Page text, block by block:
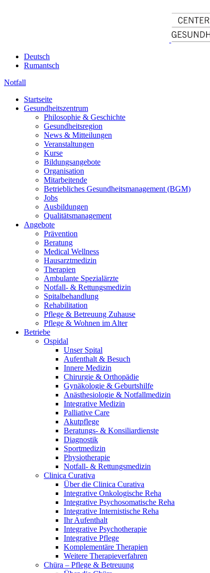
Deutsch
Rumantsch
Notfall
Startseite
Gesundheitszentrum
Philosophie & Geschichte
Gesundheitsregion
News & Mitteilungen
Veranstaltungen
Kurse
Bildungsangebote
Organisation
Mitarbeitende
Betriebliches Gesundheitsmanagement (BGM)
Jobs
Ausbildungen
Qualitätsmanagement
Angebote
Prävention
Beratung
Medical Wellness
Hausarztmedizin
Therapien
Ambulante Spezialärzte
Notfall- & Rettungsmedizin
Spitalbehandlung
Rehabilitation
Pflege & Betreuung Zuhause
Pflege & Wohnen im Alter
Betriebe
Ospidal
Unser Spital
Aufenthalt & Besuch
Innere Medizin
Chirurgie & Orthopädie
Gynäkologie & Geburtshilfe
Anästhesiologie & Notfallmedizin
Integrative Medizin
Palliative Care
Akutpflege
Beratungs- & Konsiliardienste
Diagnostik
Sportmedizin
Physiotherapie
Notfall- & Rettungsmedizin
Clinica Curativa
Über die Clinica Curativa
Integrative Onkologische Reha
Integrative Psychosomatische Reha
Integrative Internistische Reha
Ihr Aufenthalt
Integrative Psychotherapie
Integrative Pflege
Komplementäre Therapien
Weitere Therapieverfahren
Chüra – Pflege & Betreuung